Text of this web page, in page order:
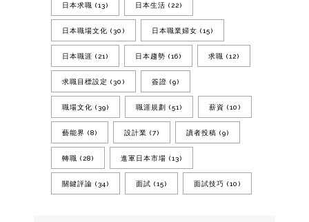
日本求職 (13) 日本生活 (22)
日本職場文化 (30) 日本職業婦女 (15)
日本職涯 (21) 日本趨勢 (16) 求職 (12)
求職目標設定 (30) 簽證 (9)
職場文化 (39) 職涯規劃 (51) 薪資 (10)
藝能界 (8) 設計業 (7) 讀者投稿 (9)
轉職 (28) 進軍日本市場 (13)
關鍵評論 (34) 面試 (15) 面試技巧 (10)